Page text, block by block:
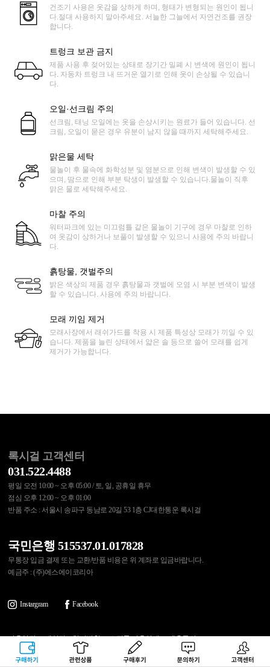
구매하기 관련상품 상품후기 문의하기 고객센터
건조기 사용은 옷감을 상하게 하며, 형태가 변형되는 원인이 됩니
다.절대 사용하지 말아주세요. 서늘한 그늘에서 자연건조를 권장
합니다.
트렁크 보관 금지
제품 사용 후 젖어있는 상태로 장기간 밀폐 시 변색에 원인이 됩니
다. 자동차 트렁크 내 뜨거운 열기로 인해 옷이 손상될 수 있습니
다.
오일·선크림 주의
선크림, 태닝 오일에는 옷을 손상시키는 원료가 들어 있습니다. 선
크림, 오일이 묻은 경우 유분이 남지 않을 때까지 세탁해주세요.
맑은물 세탁
물놀이 후 물속에 화학성분 및 염분으로 인해 변색이 발생할 수 있
으며, 땀으로 인해 부분 탁생이 발생할 수 있습니다.물놀이 직후
맑은 물로 세탁해주세요.
마찰 주의
워터파크에 있는 미끄럼틀 같은 물놀이 기구에 경우 마찰로 인하
여 옷감이 상하거나 보풀이 발생할 수 있으니 사용에 주의 바랍니
다.
흙탕물, 갯벌주의
밝은 색상의 제품 경우 흙탕물과 갯벌에 오염 시 부분 변색이 발생
할 수 있습니다. 사용에 주의 바랍니다.
모래 끼임 제거
모래사장에서 래쉬가드를 착용 시 제품 특성상 모래가 끼일 수 있
습니다. 제품을 늘린 상태에서 얇은 솔 등으로 쓸어 모래를 쉽게
제거가 가능합니다.
록시걸 고객센터
031.522.4488
평일 오전 10:00 ~ 오후 05:00 / 토, 일, 공휴일 휴무
점심 오후 12:00 ~ 오후 01:00
반품 주소 : 서울시 송파구 동남로 20길 53 1층 CJ대한통운 록시걸
국민은행 515537.01.017828
무통장 입금 결제 또는 교환/반품 비용은 위 계좌로 입금바랍니다.
예금주 : (주)에스에이코리아
Instargram Facebook
이용약관 개인정보처리방침 쇼핑몰 이용안내 제휴문의